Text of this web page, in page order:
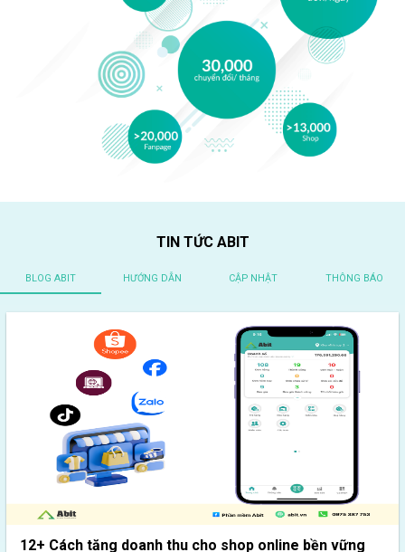
TIN TỨC ABIT
BLOG ABIT HƯỚNG DẪN CẬP NHẬT THÔNG BÁO
12+ Cách tăng doanh thu cho shop online bền vững